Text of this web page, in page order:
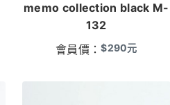
memo collection black M-
132
會員價：$290元